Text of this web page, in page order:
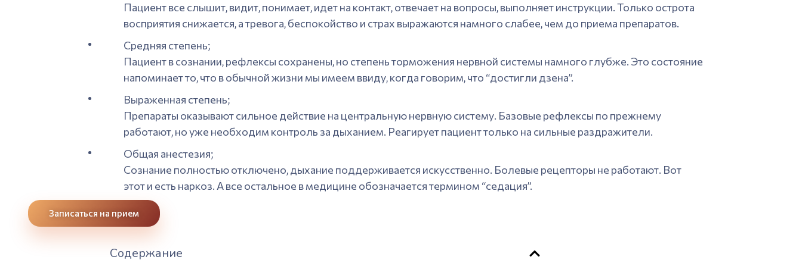
Пациент все слышит, видит, понимает, идет на контакт, отвечает на вопросы, выполняет инструкции. Только острота
восприятия снижается, а тревога, беспокойство и страх выражаются намного слабее, чем до приема препаратов.
Средняя степень;
Пациент в сознании, рефлексы сохранены, но степень торможения нервной системы намного глубже. Это состояние
напоминает то, что в обычной жизни мы имеем ввиду, когда говорим, что “достигли дзена”.
Выраженная степень;
Препараты оказывают сильное действие на центральную нервную систему. Базовые рефлексы по прежнему
работают, но уже необходим контроль за дыханием. Реагирует пациент только на сильные раздражители.
Общая анестезия;
Сознание полностью отключено, дыхание поддерживается искусственно. Болевые рецепторы не работают. Вот
этот и есть наркоз. А все остальное в медицине обозначается термином “седация”.
Записаться на прием
Содержание